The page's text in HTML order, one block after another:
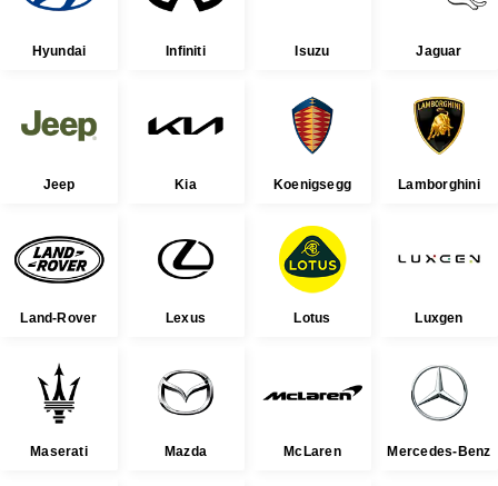
Hyundai Infiniti Isuzu Jaguar
Jeep Kia Koenigsegg Lamborghini
Land-Rover Lexus Lotus Luxgen
Maserati Mazda McLaren Mercedes-Benz